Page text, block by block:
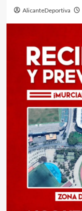
AlicanteDeportiva